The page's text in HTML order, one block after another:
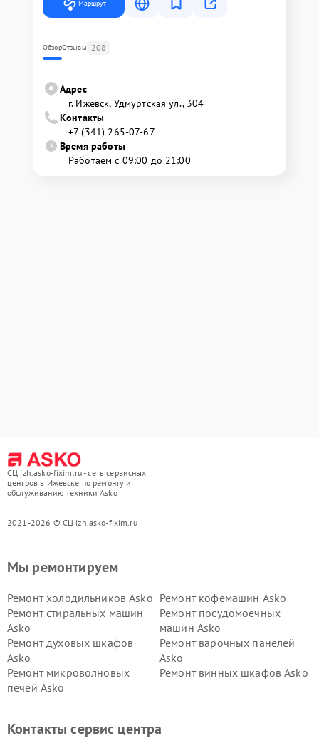
Маршрут
ОбзорОтзывы 208
Адрес
г. Ижевск, Удмуртская ул., 304
Контакты
+7 (341) 265-07-67
Время работы
Работаем с 09:00 до 21:00
СЦ izh.asko-fixim.ru - сеть сервисных
центров в Ижевске по ремонту и
обслуживанию техники Asko
2021-2026 © СЦ izh.asko-fixim.ru
Мы ремонтируем
Ремонт холодильников Asko Ремонт кофемашин Asko
Ремонт стиральных машин
Asko
Ремонт посудомоечных
машин Asko
Ремонт духовых шкафов
Asko
Ремонт варочных панелей
Asko
Ремонт микроволновых
печей Asko
Ремонт винных шкафов Asko
Ремонт подогревателей
Ремонт промышленных
Контакты сервис центра